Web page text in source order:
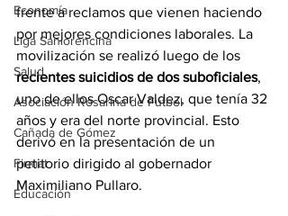
Economía
Liga Sanlorencina
Salud
Asociación Rosarina de Fútbol
Cañada de Gómez
Firmat
Educación
frente a reclamos que vienen haciendo
por mejores condiciones laborales. La
movilización se realizó luego de los
recientes suicidios de dos suboficiales,
uno de ellos Oscar Valdez, que tenía 32
años y era del norte provincial. Esto
derivó en la presentación de un
petitorio dirigido al gobernador
Maximiliano Pullaro.